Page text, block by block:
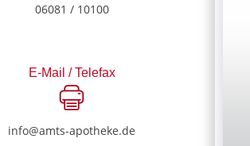
06081 / 10100
E-Mail / Telefax
info@amts-apotheke.de